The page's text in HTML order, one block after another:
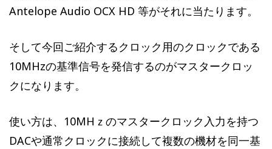
Antelope Audio OCX HD 等がそれに当たります。
そして今回ご紹介するクロック用のクロックである
10MHzの基準信号を発信するのがマスタークロッ
クになります。
使い方は、10MHｚのマスタークロック入力を持つ
DACや通常クロックに接続して複数の機材を同一基